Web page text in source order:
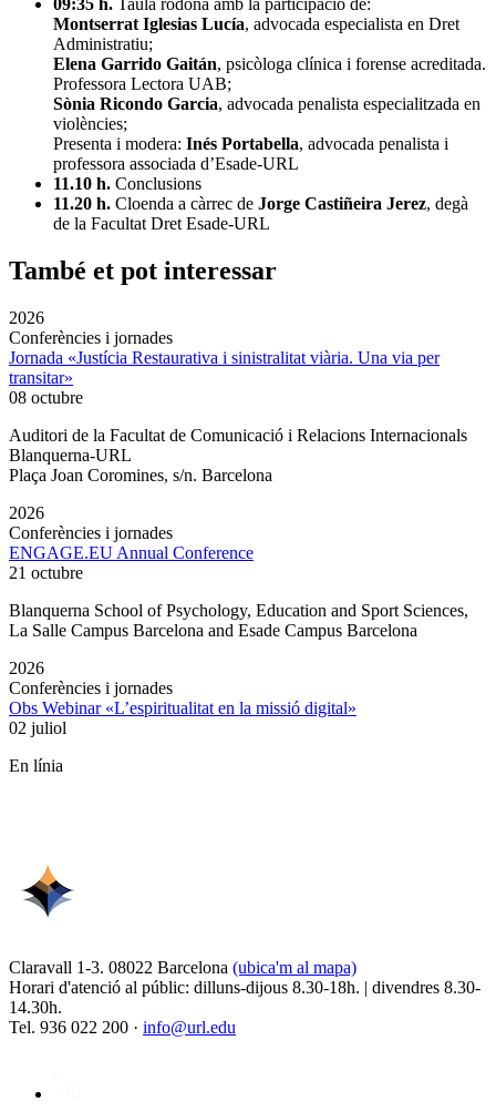
09:35 h. Taula rodona amb la participació de:
Montserrat Iglesias Lucía, advocada especialista en Dret
Administratiu;
Elena Garrido Gaitán, psicòloga clínica i forense acreditada.
Professora Lectora UAB;
Sònia Ricondo Garcia, advocada penalista especialitzada en
violències;
Presenta i modera: Inés Portabella, advocada penalista i
professora associada d’Esade-URL
11.10 h. Conclusions
11.20 h. Cloenda a càrrec de Jorge Castiñeira Jerez, degà
de la Facultat Dret Esade-URL
També et pot interessar
2026
Conferències i jornades
Jornada «Justícia Restaurativa i sinistralitat viària. Una via per
transitar»
08 octubre
Auditori de la Facultat de Comunicació i Relacions Internacionals
Blanquerna-URL
Plaça Joan Coromines, s/n. Barcelona
2026
Conferències i jornades
ENGAGE.EU Annual Conference
21 octubre
Blanquerna School of Psychology, Education and Sport Sciences,
La Salle Campus Barcelona and Esade Campus Barcelona
2026
Conferències i jornades
Obs Webinar «L’espiritualitat en la missió digital»
02 juliol
En línia
Claravall 1-3. 08022 Barcelona (ubica'm al mapa)
Horari d'atenció al públic: dilluns-dijous 8.30-18h. | divendres 8.30-
14.30h.
Tel. 936 022 200 · info@url.edu